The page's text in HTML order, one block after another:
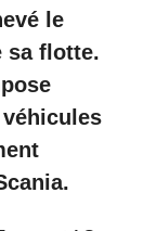
le
sa flotte.